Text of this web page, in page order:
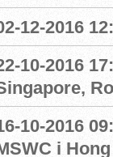
12-2016
10-2016
10-2016
i